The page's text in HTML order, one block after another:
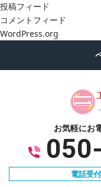
投稿フィード
コメントフィード
WordPress.org
お気軽にお
電話受